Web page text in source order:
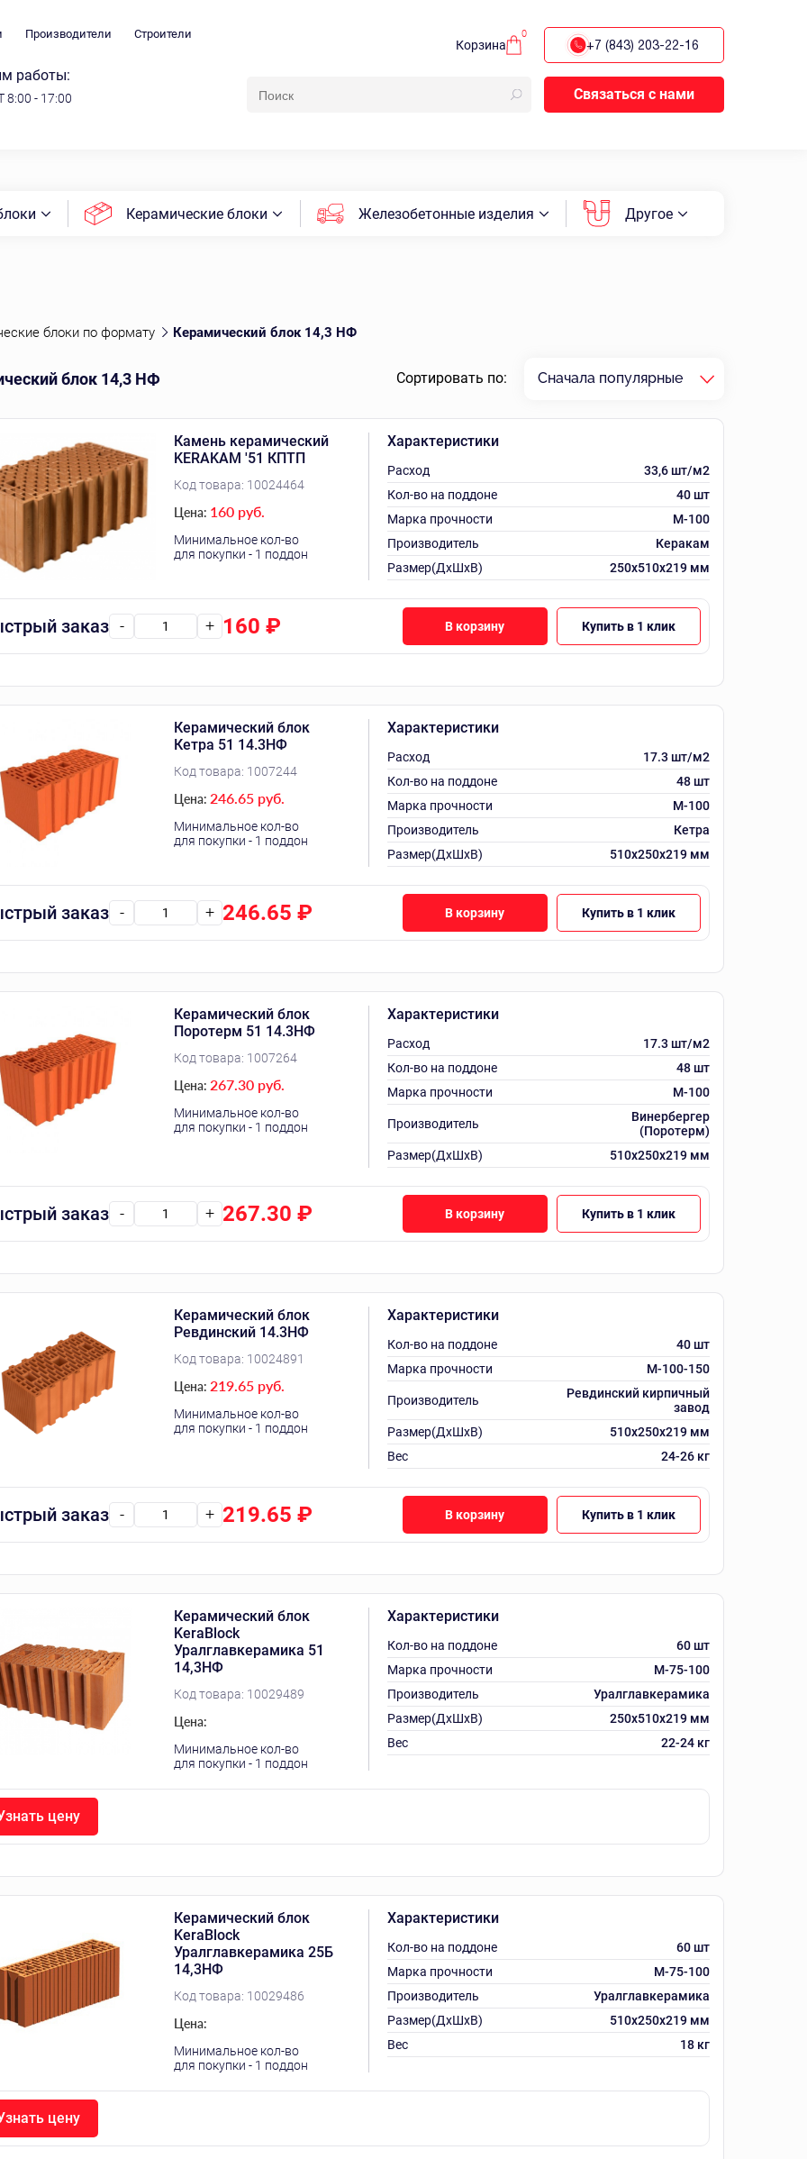
Производители
Строители
Корзина
0
+7 (843) 203-22-16
работы:
8:00 - 17:00 Связаться с нами
Керамические блоки Железобетонные изделия Другое
блоки по формату Керамический блок 14,3 НФ
блок 14,3 НФ Сортировать по: Сначала популярные
Камень керамический
KERAKAM '51 КПТП
Код товара: 10024464
Цена: 160 руб.
Минимальное кол-во
для покупки - 1 поддон
Характеристики
Расход
33,6 шт/м2
Кол-во на поддоне
40 шт
Марка прочности
M-100
Производитель
Керакам
Размер(ДхШхВ)
250x510x219 мм
заказ - + 160 ₽ В корзину Купить в 1 клик
Керамический блок
Кетра 51 14.3НФ
Код товара: 1007244
Цена: 246.65 руб.
Минимальное кол-во
для покупки - 1 поддон
Характеристики
Расход
17.3 шт/м2
Кол-во на поддоне
48 шт
Марка прочности
M-100
Производитель
Кетра
Размер(ДхШхВ)
510х250х219 мм
заказ - + 246.65 ₽ В корзину Купить в 1 клик
Керамический блок
Поротерм 51 14.3НФ
Код товара: 1007264
Цена: 267.30 руб.
Минимальное кол-во
для покупки - 1 поддон
Характеристики
Расход
17.3 шт/м2
Кол-во на поддоне
48 шт
Марка прочности
M-100
Производитель
Винербергер
(Поротерм)
Размер(ДхШхВ)
510х250х219 мм
заказ - + 267.30 ₽ В корзину Купить в 1 клик
Керамический блок
Ревдинский 14.3НФ
Код товара: 10024891
Цена: 219.65 руб.
Минимальное кол-во
для покупки - 1 поддон
Характеристики
Кол-во на поддоне
40 шт
Марка прочности
М-100-150
Производитель
Ревдинский кирпичный
завод
Размер(ДхШхВ)
510х250х219 мм
Вес
24-26 кг
заказ - + 219.65 ₽ В корзину Купить в 1 клик
Керамический блок
KeraBlock
Уралглавкерамика 51
14,3НФ
Код товара: 10029489
Цена:
Минимальное кол-во
для покупки - 1 поддон
Характеристики
Кол-во на поддоне
60 шт
Марка прочности
M-75-100
Производитель
Уралглавкерамика
Размер(ДхШхВ)
250x510x219 мм
Вес
22-24 кг
цену
Керамический блок
KeraBlock
Уралглавкерамика 25Б
14,3НФ
Код товара: 10029486
Цена:
Минимальное кол-во
для покупки - 1 поддон
Характеристики
Кол-во на поддоне
60 шт
Марка прочности
M-75-100
Производитель
Уралглавкерамика
Размер(ДхШхВ)
510x250x219 мм
Вес
18 кг
цену